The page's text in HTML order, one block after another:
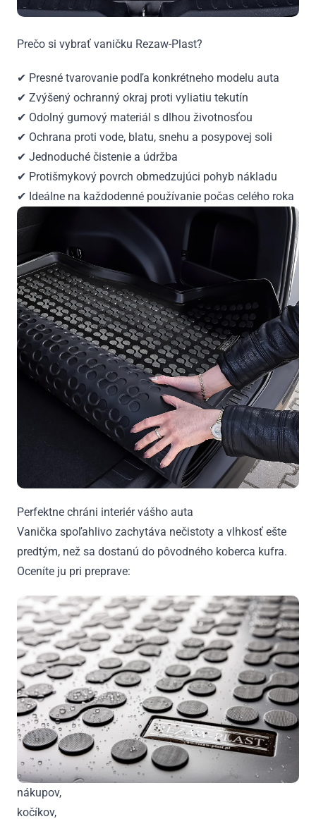
Prečo si vybrať vaničku Rezaw-Plast?
✔ Presné tvarovanie podľa konkrétneho modelu auta
✔ Zvýšený ochranný okraj proti vyliatiu tekutín
✔ Odolný gumový materiál s dlhou životnosťou
✔ Ochrana proti vode, blatu, snehu a posypovej soli
✔ Jednoduché čistenie a údržba
✔ Protišmykový povrch obmedzujúci pohyb nákladu
✔ Ideálne na každodenné používanie počas celého roka
Perfektne chráni interiér vášho auta
Vanička spoľahlivo zachytáva nečistoty a vlhkosť ešte
predtým, než sa dostanú do pôvodného koberca kufra.
Oceníte ju pri preprave:
nákupov,
kočíkov,